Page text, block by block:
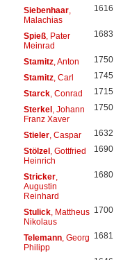
Siebenhaar,
Malachias
1616
Spieß, Pater
Meinrad
1683
Stamitz, Anton 1750
Stamitz, Carl 1745
Starck, Conrad 1715
Sterkel, Johann
Franz Xaver
1750
Stieler, Caspar 1632
Stölzel, Gottfried
Heinrich
1690
Stricker,
Augustin
Reinhard
1680
Stulick, Mattheus
Nikolaus
1700
Telemann, Georg
Philipp
1681